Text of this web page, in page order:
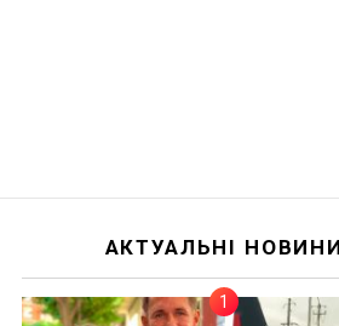
АКТУАЛЬНІ НОВИНИ